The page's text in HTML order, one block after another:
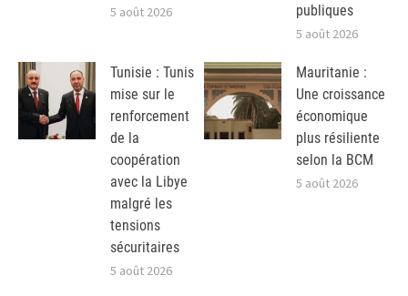
5 août 2026
publiques
5 août 2026
Tunisie : Tunis
mise sur le
renforcement
de la
coopération
avec la Libye
malgré les
tensions
sécuritaires
5 août 2026
Mauritanie :
Une croissance
économique
plus résiliente
selon la BCM
5 août 2026